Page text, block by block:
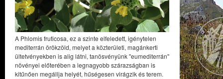
A Phlomis fruticosa, ez a szinte elfeledett, igénytelen
mediterrán örökzöld, melyet a közterületi, magánkerti
ültetvényekben is alig látni, tanösvényünk "eumediterrán"
növényei előterében a legnagyobb szárazságban is
kitűnően megállja helyét, hűségesen virágzik és terem.